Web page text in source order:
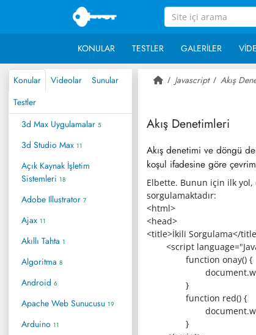
KONULAR TESTLER GALERILER
Konular Videolar
Sunular
Testler
3d Max Uygulamalar 5
3d Studio Max 11
Açık Kaynak İşletim
Sistemleri 18
Adobe Illustrator 7
Ajax 11
Akıllı Tahta 1
Algoritma 8
Android 6
Apache Web Sunucusu 19
Arduino 11
Javascript Akış
Akış Denetimleri
Akış denetimi ve döngü
koşul ifadesine göre
Elbette. Bunun için ilk yol,
sorgulamaktadır:
<html>
<head>
<title>İkili Sorgulama</
<script
function onay() {
}
function red() {
}